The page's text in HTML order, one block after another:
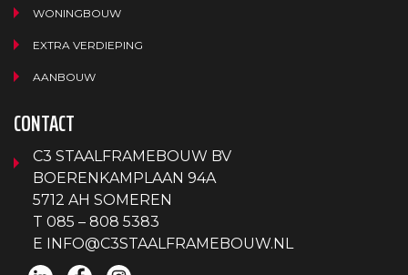
WONINGBOUW
EXTRA VERDIEPING
AANBOUW
CONTACT
C3 STAALFRAMEBOUW BV
BOERENKAMPLAAN 94A
5712 AH SOMEREN
T 085 – 808 5383
E INFO@C3STAALFRAMEBOUW.NL